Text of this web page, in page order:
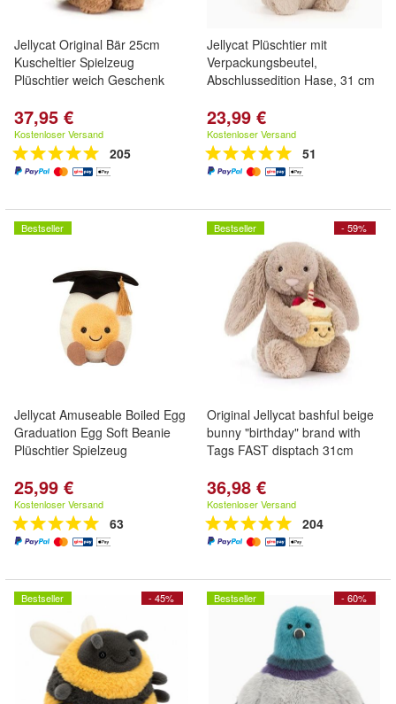
Jellycat Original Bär 25cm
Kuscheltier Spielzeug
Plüschtier weich Geschenk
37,95 €
Kostenloser Versand
205
Jellycat Plüschtier mit
Verpackungsbeutel,
Abschlussedition Hase, 31 cm
23,99 €
Kostenloser Versand
51
Bestseller
Jellycat Amuseable Boiled Egg
Graduation Egg Soft Beanie
Plüschtier Spielzeug
25,99 €
Kostenloser Versand
63
- 59%
Bestseller
Original Jellycat bashful beige
bunny "birthday" brand with
Tags FAST disptach 31cm
36,98 €
Kostenloser Versand
204
- 45%
Bestseller - 60%
Bestseller